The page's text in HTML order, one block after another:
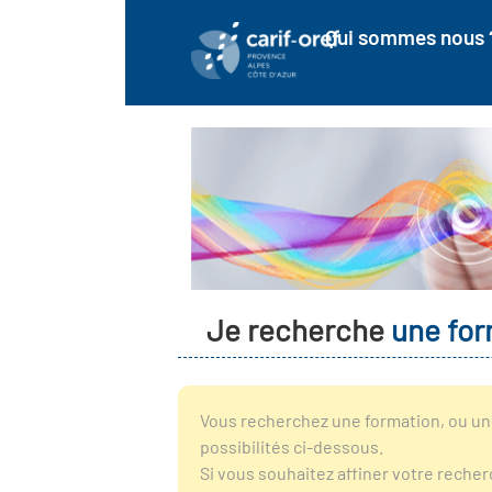
Qui sommes nous
Je recherche une
Vous recherchez une formation, ou
possibilités ci-dessous.
Si vous souhaitez affiner votre